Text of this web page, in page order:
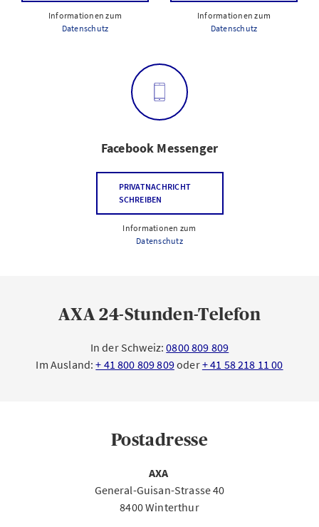
Informationen zum
Datenschutz
Informationen zum
Datenschutz
Facebook Messenger
PRIVATNACHRICHT
SCHREIBEN
Informationen zum
Datenschutz
AXA 24-Stunden-Telefon
In der Schweiz:0800 809 809
Im Ausland:+ 41 800 809 809oder+ 41 58 218 11 00
Postadresse
AXA
General-Guisan-Strasse 40
8400 Winterthur